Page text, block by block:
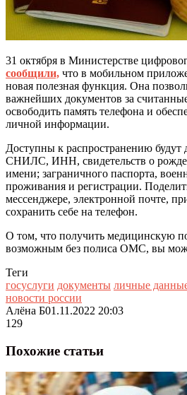
31 октября в Министерстве
сообщили, что в мобильном
новая полезная функция. Она
важнейших документов за
освободить память телефона и
личной информации.
Доступны к распространению будут
СНИЛС, ИНН, свидетельств о
имени; заграничного паспорта,
проживания и регистрации.
мессенджере, электронной почте,
сохранить себе на телефон.
О том, что получить медицинскую
возможным без полиса ОМС, вы
Теги
госуслуги документы личные
новости россии
Алёна Б01.11.2022 20:03
129
Похожие статьи